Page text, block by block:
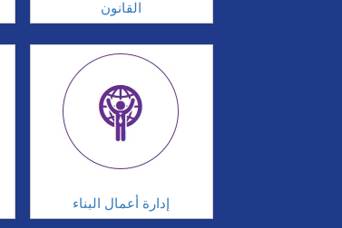
القانون
إدارة أعمال البناء